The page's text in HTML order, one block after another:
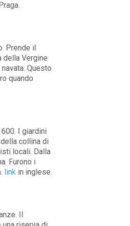
Prende il
della Vergine
Questo
quando
I giardini
collina di
locali. Dalla
Furono i
link in inglese.
Il